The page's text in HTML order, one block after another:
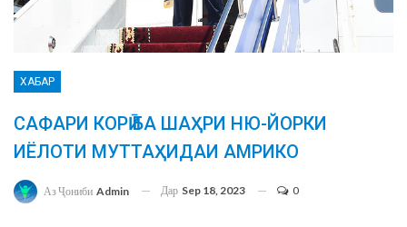
ХАБАР
САФАРИ КОРӢ БА ШАҲРИ НЮ-ЙОРКИ
ИЁЛОТИ МУТТАҲИДАИ АМРИКО
Аз Ҷониби Admin Дар Sep 18, 2023 0